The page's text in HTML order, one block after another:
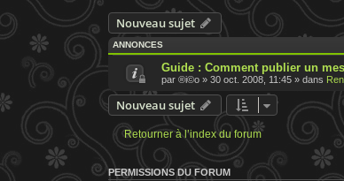
Nouveau sujet
ANNONCES
Guide : Comment publier un
par ®i©o » 30 oct. 2008, 11:45 » dans
Nouveau sujet
Retourner à l’index du forum
PERMISSIONS DU FORUM